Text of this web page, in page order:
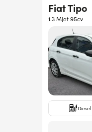
Fiat Tipo
1.3 MJet 95cv
Diesel